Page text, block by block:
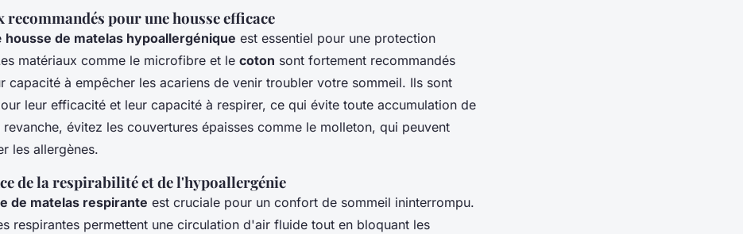
pour une housse efficace
housse de matelas hypoallergénique est essentiel pour une protection
matériaux comme le microfibre et le coton sont fortement recommandés
capacité à empêcher les acariens de venir troubler votre sommeil. Ils sont
leur efficacité et leur capacité à respirer, ce qui évite toute accumulation de
revanche, évitez les couvertures épaisses comme le molleton, qui peuvent
les allergènes.
de la respirabilité et de l'hypoallergénie
de matelas respirante est cruciale pour un confort de sommeil ininterrompu.
respirantes permettent une circulation d'air fluide tout en bloquant les